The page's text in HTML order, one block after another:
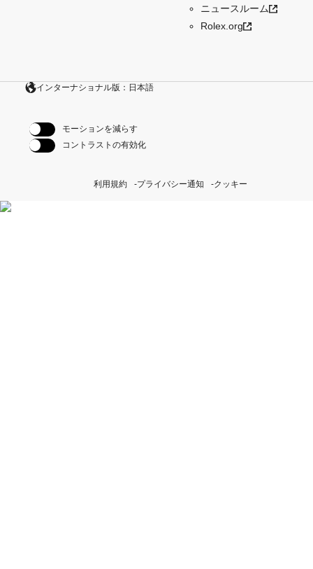
ニュースルーム
Rolex.org
インターナショナル版：日本語
モーションを減らす
コントラストの有効化
利用規約 プライバシー通知 クッキー